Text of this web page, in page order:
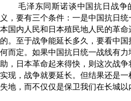
毛泽东同斯诺谈中国抗日战
义，要有三个条件：一是中国抗日
本国内人民和日本殖民地人民的革
的。至于战争能延长多久，要看中
何而定。如果中国抗日统一战线有
助，日本革命起来得快，则这次战
实现，战争就要延长。但结果还是
失地，而不仅仅是保卫我们在长城